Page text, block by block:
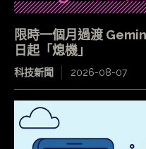
限時一個月過渡
日起「熄機」
科技新聞 2026-08-07